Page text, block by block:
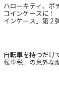
ハローキティ、ポ
コインケースに！
インケース」第２
自転車を持つだけ
転車税」の意外な